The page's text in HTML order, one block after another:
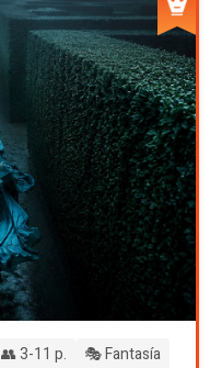
👥 3-11 p.
🎭 Fantasía